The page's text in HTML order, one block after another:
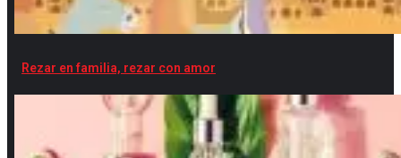
Rezar en familia, rezar con amor